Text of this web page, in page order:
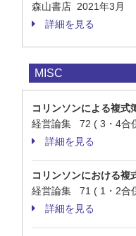
森山書店 2021年3月
詳細を見る
MISC
コリンソンによる複式
経営論集 72 ( 3・4
詳細を見る
コリンソンにおける複
経営論集 71 ( 1・2
詳細を見る